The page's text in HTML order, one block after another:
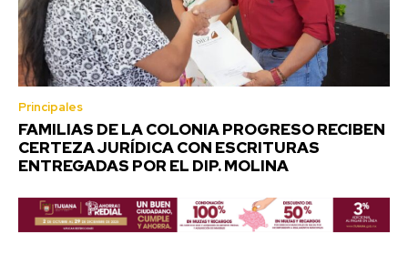
Principales
FAMILIAS DE LA COLONIA PROGRESO RECIBEN
CERTEZA JURÍDICA CON ESCRITURAS
ENTREGADAS POR EL DIP. MOLINA